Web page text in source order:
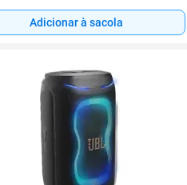
Adicionar à sacola